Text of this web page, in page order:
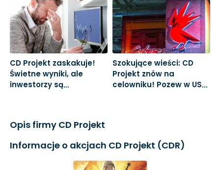
Dochód 1,12 mld. zł
EPS 11,12 zł 9,69
CD Projekt zaskakuje!
Świetne wyniki, ale
inwestorzy są
Szokujące wieści: CD
Projekt znów na
celowniku! Pozew w USA
Opis firmy CD Projekt
Informacje o akcjach CD Projekt (CDR)